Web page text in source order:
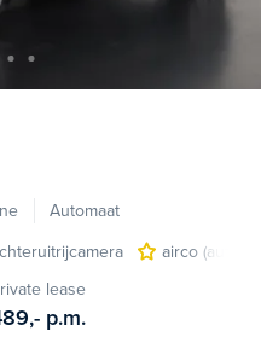
Automaat
airco
lease
p.m.